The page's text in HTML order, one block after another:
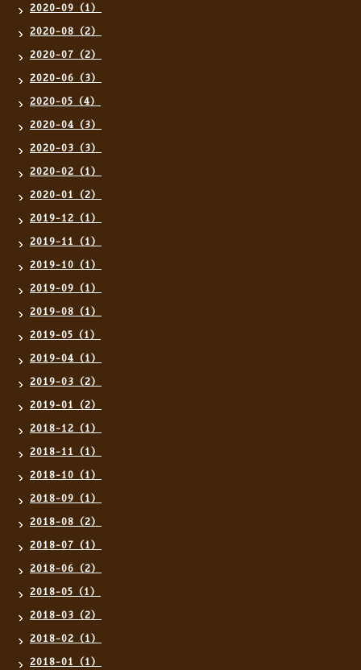
2020-09（1）
2020-08（2）
2020-07（2）
2020-06（3）
2020-05（4）
2020-04（3）
2020-03（3）
2020-02（1）
2020-01（2）
2019-12（1）
2019-11（1）
2019-10（1）
2019-09（1）
2019-08（1）
2019-05（1）
2019-04（1）
2019-03（2）
2019-01（2）
2018-12（1）
2018-11（1）
2018-10（1）
2018-09（1）
2018-08（2）
2018-07（1）
2018-06（2）
2018-05（1）
2018-03（2）
2018-02（1）
2018-01（1）